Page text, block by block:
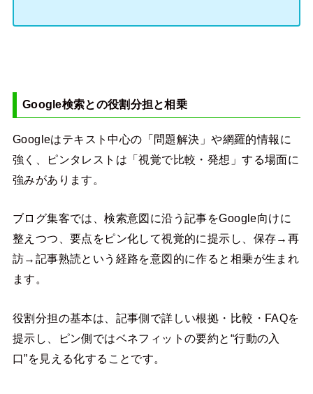
Google検索との役割分担と相乗
Googleはテキスト中心の「問題解決」や網羅的情報に
強く、ピンタレストは「視覚で比較・発想」する場面に
強みがあります。
ブログ集客では、検索意図に沿う記事をGoogle向けに
整えつつ、要点をピン化して視覚的に提示し、保存→再
訪→記事熟読という経路を意図的に作ると相乗が生まれ
ます。
役割分担の基本は、記事側で詳しい根拠・比較・FAQを
提示し、ピン側ではベネフィットの要約と“行動の入
口”を見える化することです。